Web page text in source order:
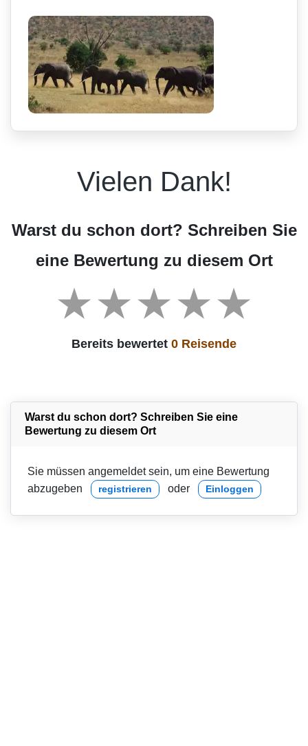
Vielen Dank!
Warst du schon dort? Schreiben Sie
eine Bewertung zu diesem Ort
Bereits bewertet 0 Reisende
Warst du schon dort? Schreiben Sie eine
Bewertung zu diesem Ort
Sie müssen angemeldet sein, um eine Bewertung
abzugeben
registrieren oder Einloggen